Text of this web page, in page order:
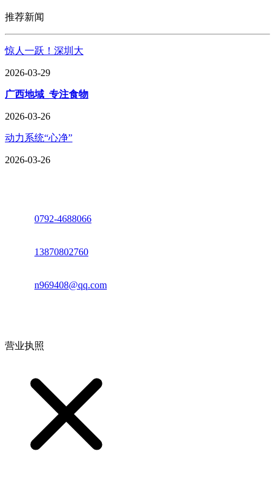
推荐新闻
惊人一跃！深圳大
2026-03-29
广西地域_专注食物
2026-03-26
动力系统“心净”
2026-03-26
0792-4688066
13870802760
n969408@qq.com
营业执照